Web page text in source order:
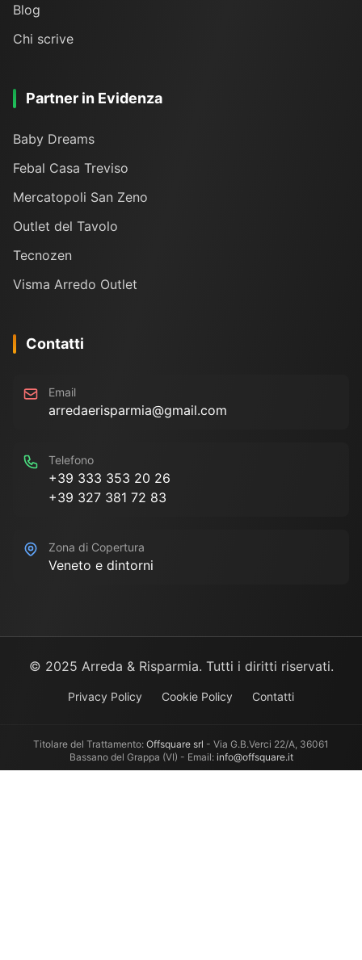
Blog
Chi scrive
Partner in Evidenza
Baby Dreams
Febal Casa Treviso
Mercatopoli San Zeno
Outlet del Tavolo
Tecnozen
Visma Arredo Outlet
Contatti
Email
arredaerisparmia@gmail.com
Telefono
+39 333 353 20 26
+39 327 381 72 83
Zona di Copertura
Veneto e dintorni
© 2025 Arreda & Risparmia. Tutti i diritti riservati.
Privacy Policy Cookie Policy Contatti
Titolare del Trattamento: Offsquare srl - Via G.B.Verci 22/A, 36061
Bassano del Grappa (VI) - Email: info@offsquare.it